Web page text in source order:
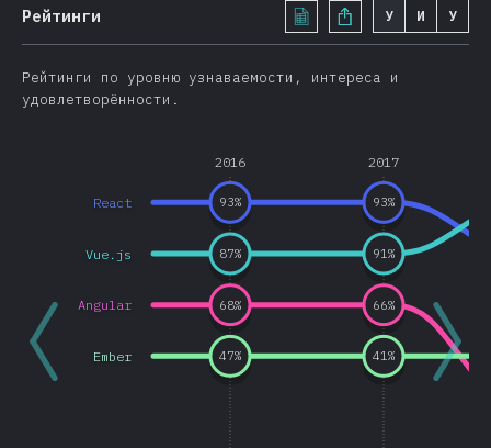
Демография
Язык
Структуры данных
API браузера
Другие возможности
Разновидности JavaScript
TypeScript
Reason
Elm
ClojureScript
Рейтинги У И У
Рейтинги по уровню узнаваемости, интереса и
удовлетворённости.
2016 2017
React
Vue.js
Angular
Ember
93% 93%
87% 91%
68% 66%
47% 41%